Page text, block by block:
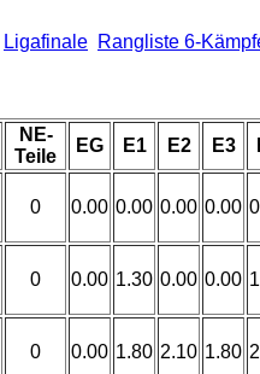
Ligafinale Rangliste 6-
NE-
Teile
EG E1 E2 E3
0 0.00 0.00 0.00 0.00
0 0.00 1.30 0.00 0.00
0 0.00 1.80 2.10 1.80